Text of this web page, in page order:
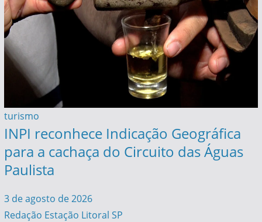
turismo
INPI reconhece Indicação Geográfica
para a cachaça do Circuito das Águas
Paulista
3 de agosto de 2026
Redação Estação Litoral SP